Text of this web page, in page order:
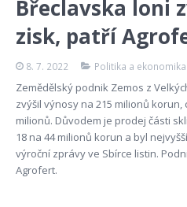
Břeclavska loni
zisk, patří
8. 7. 2022 Politika a ekonomika
Zemědělský podnik Zemos z
zvýšil výnosy na 215 milionů korun,
milionů. Důvodem je prodej části
18 na 44 milionů korun a byl
výroční zprávy ve Sbírce listin.
Agrofert.